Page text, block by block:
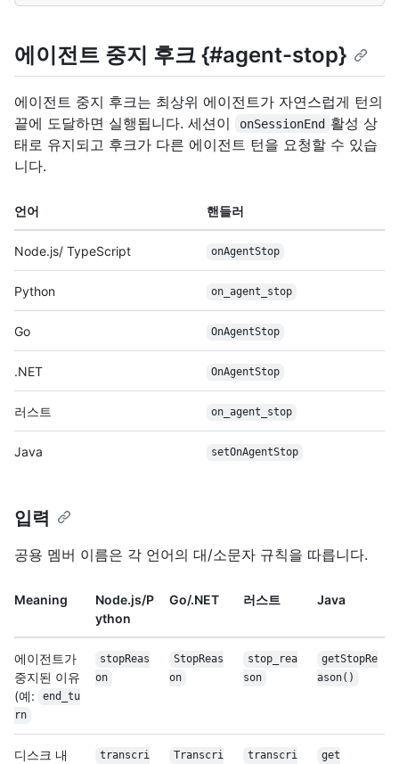
에이전트 중지 후크 {#agent-stop}
에이전트 중지 후크는 최상위 에이전트가 자연스럽게 턴의
끝에 도달하면 실행됩니다. 세션이
onSessionEnd 활성 상
태로 유지되고 후크가 다른 에이전트 턴을 요청할 수 있습
니다.
언어 핸들러
Node.js/ TypeScript onAgentStop
Python on_agent_stop
Go OnAgentStop
.NET OnAgentStop
러스트 on_agent_stop
Java setOnAgentStop
입력
공용 멤버 이름은 각 언어의 대/소문자 규칙을 따릅니다.
Meaning
Node.js/P
ython
Go/.NET 러스트 Java
에이전트가
중지된 이유
(예:
end_tu
rn
stopReas
on
StopReas
on
stop_rea
son
getStopRe
ason()
디스크 내
transcri
Transcri
transcri
get